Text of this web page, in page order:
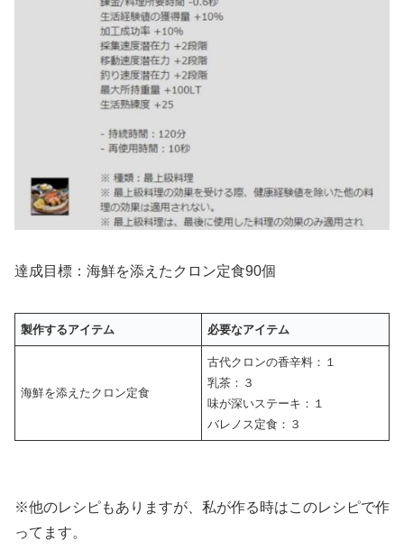
達成目標：海鮮を添えたクロン定食90個
製作するアイテム 必要なアイテム
海鮮を添えたクロン定食
古代クロンの香辛料：１
乳茶：３
味が深いステーキ：１
バレノス定食：３
※他のレシピもありますが、私が作る時はこのレシピで作
ってます。